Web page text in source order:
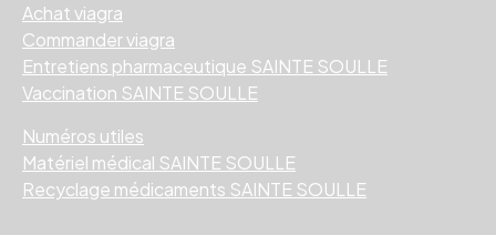
Achat viagra
Commander viagra
Entretiens pharmaceutique SAINTE SOULLE
Vaccination SAINTE SOULLE
Numéros utiles
Matériel médical SAINTE SOULLE
Recyclage médicaments SAINTE SOULLE